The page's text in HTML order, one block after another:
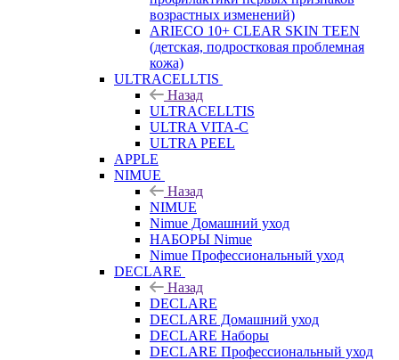
возрастных изменений)
ARIECO 10+ CLEAR SKIN TEEN
(детская, подростковая проблемная
кожа)
ULTRACELLTIS
Назад
ULTRACELLTIS
ULTRA VITA-C
ULTRA PEEL
APPLE
NIMUE
Назад
NIMUE
Nimue Домашний уход
НАБОРЫ Nimue
Nimue Профессиональный уход
DECLARE
Назад
DECLARE
DECLARE Домашний уход
DECLARE Наборы
DECLARE Профессиональный уход